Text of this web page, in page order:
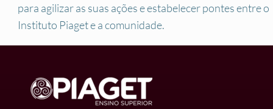
para agilizar as suas ações e estabelecer pontes entre o
Instituto Piaget e a comunidade.